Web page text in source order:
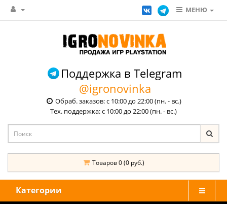
МЕНЮ
Поддержка в Telegram
@igronovinka
Обраб. заказов: с 10:00 до 22:00 (пн. - вс.)
Тех. поддержка: с 10:00 до 22:00 (пн. - вс.)
Товаров 0 (0 руб.)
Категории